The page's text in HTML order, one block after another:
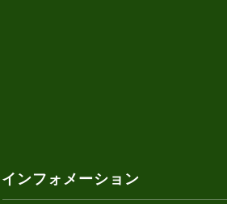
インフォメーション